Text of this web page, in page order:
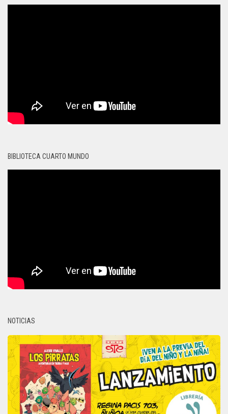
BIBLIOTECA CUARTO MUNDO
NOTICIAS